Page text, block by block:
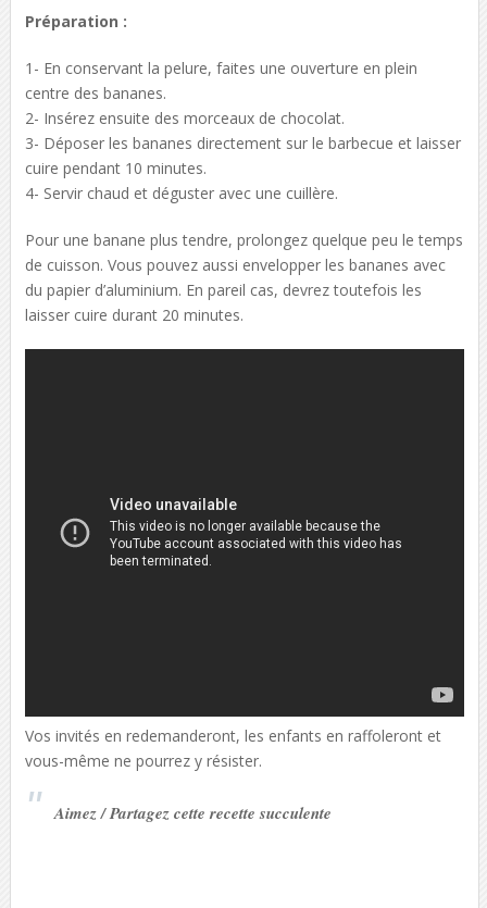
Préparation :
1- En conservant la pelure, faites une ouverture en plein
centre des bananes.
2- Insérez ensuite des morceaux de chocolat.
3- Déposer les bananes directement sur le barbecue et laisser
cuire pendant 10 minutes.
4- Servir chaud et déguster avec une cuillère.
Pour une banane plus tendre, prolongez quelque peu le temps
de cuisson. Vous pouvez aussi envelopper les bananes avec
du papier d’aluminium. En pareil cas, devrez toutefois les
laisser cuire durant 20 minutes.
Vos invités en redemanderont, les enfants en raffoleront et
vous-même ne pourrez y résister.
Aimez / Partagez cette recette succulente